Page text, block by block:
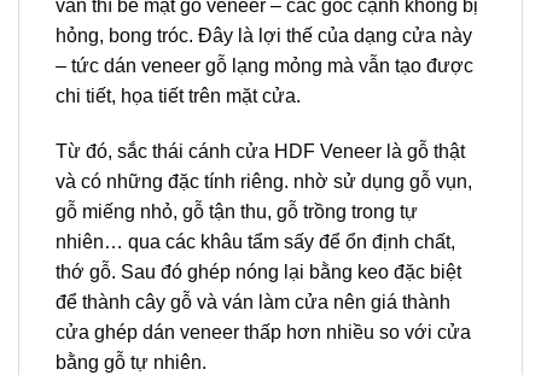
văn thì bề mặt gỗ veneer – các góc cạnh không bị
hỏng, bong tróc. Đây là lợi thế của dạng cửa này
– tức dán veneer gỗ lạng mỏng mà vẫn tạo được
chi tiết, họa tiết trên mặt cửa.
Từ đó, sắc thái cánh cửa HDF Veneer là gỗ thật
và có những đặc tính riêng. nhờ sử dụng gỗ vụn,
gỗ miếng nhỏ, gỗ tận thu, gỗ trồng trong tự
nhiên… qua các khâu tẩm sấy để ổn định chất,
thớ gỗ. Sau đó ghép nóng lại bằng keo đặc biệt
để thành cây gỗ và ván làm cửa nên giá thành
cửa ghép dán veneer thấp hơn nhiều so với cửa
bằng gỗ tự nhiên.